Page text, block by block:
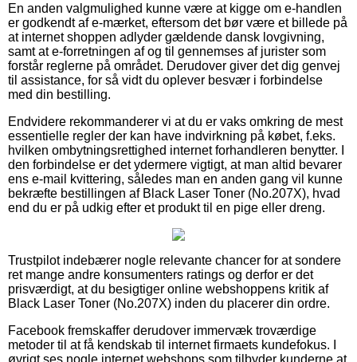
En anden valgmulighed kunne være at kigge om e-handlen
er godkendt af e-mærket, eftersom det bør være et billede på
at internet shoppen adlyder gældende dansk lovgivning,
samt at e-forretningen af og til gennemses af jurister som
forstår reglerne på området. Derudover giver det dig genvej
til assistance, for så vidt du oplever besvær i forbindelse
med din bestilling.
Endvidere rekommanderer vi at du er vaks omkring de mest
essentielle regler der kan have indvirkning på købet, f.eks.
hvilken ombytningsrettighed internet forhandleren benytter. I
den forbindelse er det ydermere vigtigt, at man altid bevarer
ens e-mail kvittering, således man en anden gang vil kunne
bekræfte bestillingen af Black Laser Toner (No.207X), hvad
end du er på udkig efter et produkt til en pige eller dreng.
Trustpilot indebærer nogle relevante chancer for at sondere
ret mange andre konsumenters ratings og derfor er det
prisværdigt, at du besigtiger online webshoppens kritik af
Black Laser Toner (No.207X) inden du placerer din ordre.
Facebook fremskaffer derudover immervæk troværdige
metoder til at få kendskab til internet firmaets kundefokus. I
øvrigt ses nogle internet webshops som tilbyder kunderne at